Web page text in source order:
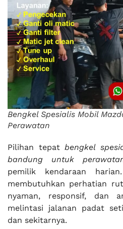
Bengkel Spesialis Mobil
Perawatan
Pilihan tepat bengkel
bandung untuk
pemilik kendaraan
membutuhkan perhatian
nyaman, responsif, dan
melintasi jalanan padat
dan sekitarnya.